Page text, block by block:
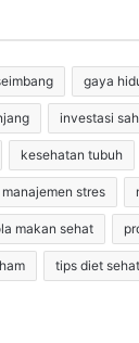
gaya
investasi
kesehatan tubuh
manajemen stres
makan sehat
tips diet sehat